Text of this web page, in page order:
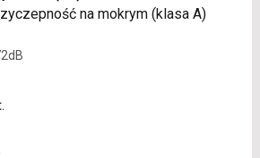
na mokrym (klasa A)